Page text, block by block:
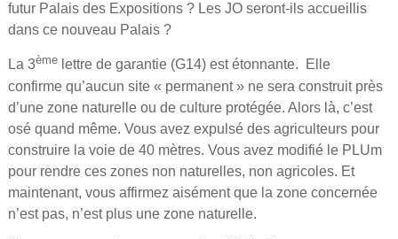
futur Palais des Expositions ? Les JO seront-ils accueillis
dans ce nouveau Palais ?
La 3èmelettre de garantie (G14) est étonnante. Elle
confirme qu’aucun site « permanent » ne sera construit près
d’une zone naturelle ou de culture protégée. Alors là, c’est
osé quand même. Vous avez expulsé des agriculteurs pour
construire la voie de 40 mètres. Vous avez modifié le PLUm
pour rendre ces zones non naturelles, non agricoles. Et
maintenant, vous affirmez aisément que la zone concernée
n’est pas, n’est plus une zone naturelle.